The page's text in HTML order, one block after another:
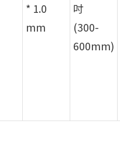
* 1.0
mm
吋
(300-
600mm)